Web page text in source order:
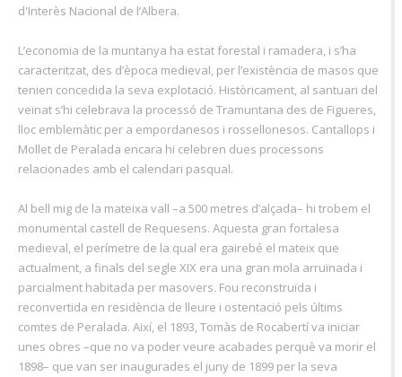
d'Interès Nacional de l’Albera.
L’economia de la muntanya ha estat forestal i ramadera, i s’ha
caracteritzat, des d’època medieval, per l’existència de masos que
tenien concedida la seva explotació. Històricament, al santuari del
veïnat s’hi celebrava la processó de Tramuntana des de Figueres,
lloc emblemàtic per a empordanesos i rossellonesos. Cantallops i
Mollet de Peralada encara hi celebren dues processons
relacionades amb el calendari pasqual.
Al bell mig de la mateixa vall –a 500 metres d’alçada– hi trobem el
monumental castell de Requesens. Aquesta gran fortalesa
medieval, el perímetre de la qual era gairebé el mateix que
actualment, a finals del segle XIX era una gran mola arruïnada i
parcialment habitada per masovers. Fou reconstruïda i
reconvertida en residència de lleure i ostentació pels últims
comtes de Peralada. Així, el 1893, Tomàs de Rocabertí va iniciar
unes obres –que no va poder veure acabades perquè va morir el
1898– que van ser inaugurades el juny de 1899 per la seva